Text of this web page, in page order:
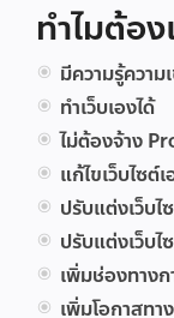
ทำไมต้อ
มีความรู้ความ
ทำเว็บเองได้
ไม่ต้องจ้าง
แก้ไขเว็บไซต์เ
ปรับแต่งเว็บไ
ปรับแต่งเว็บ
เพิ่มช่องทาง
เพิ่มโอกาสทา